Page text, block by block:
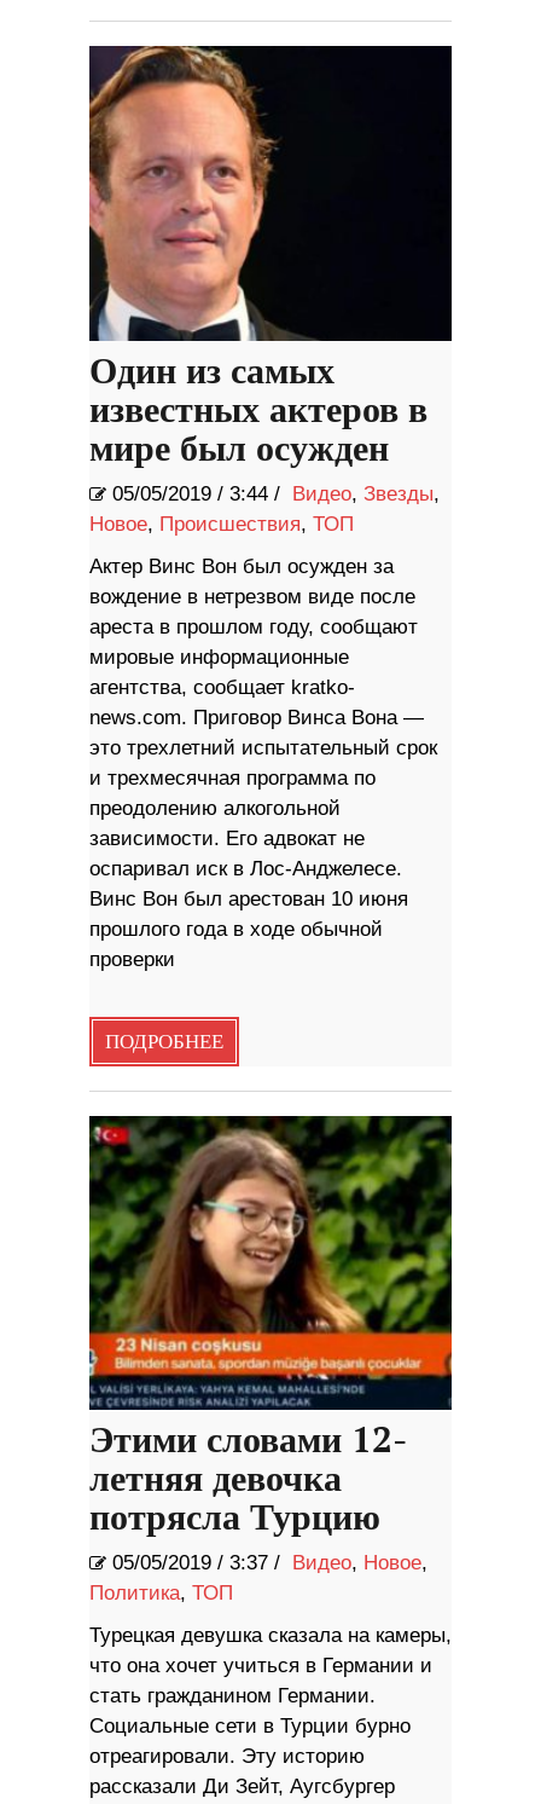
Один из самых
известных актеров в
мире был осужден
05/05/2019 / 3:44 / Видео, Звезды,
Новое, Происшествия, ТОП
Актер Винс Вон был осужден за
вождение в нетрезвом виде после
ареста в прошлом году, сообщают
мировые информационные
агентства, сообщает kratko-
news.com. Приговор Винса Вона —
это трехлетний испытательный срок
и трехмесячная программа по
преодолению алкогольной
зависимости. Его адвокат не
оспаривал иск в Лос-Анджелесе.
Винс Вон был арестован 10 июня
прошлого года в ходе обычной
проверки
ПОДРОБНЕЕ
Этими словами 12-
летняя девочка
потрясла Турцию
05/05/2019 / 3:37 / Видео, Новое,
Политика, ТОП
Турецкая девушка сказала на камеры,
что она хочет учиться в Германии и
стать гражданином Германии.
Социальные сети в Турции бурно
отреагировали. Эту историю
рассказали Ди Зейт, Аугсбургер